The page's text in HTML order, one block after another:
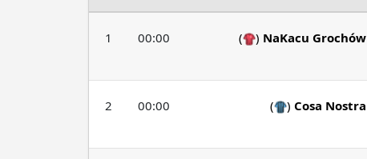
1 00:00 ( ) NaKacu Grochów
2 00:00 ( ) Cosa Nostra